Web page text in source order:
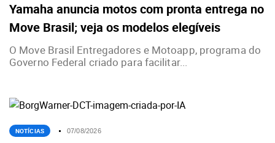
Yamaha anuncia motos com pronta entrega no
Move Brasil; veja os modelos elegíveis
O Move Brasil Entregadores e Motoapp, programa do
Governo Federal criado para facilitar...
NOTÍCIAS 07/08/2026